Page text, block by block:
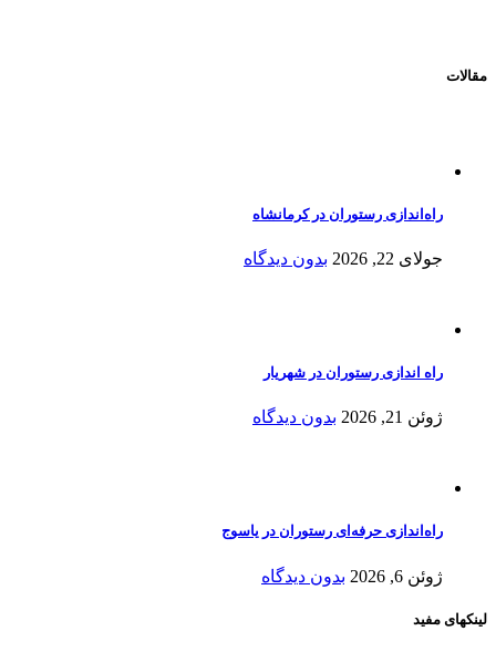
مقالات
راه‌اندازی رستوران در کرمانشاه
جولای 22, 2026 بدون دیدگاه
راه اندازی رستوران در شهریار
ژوئن 21, 2026 بدون دیدگاه
راه‌اندازی حرفه‌ای رستوران در یاسوج
ژوئن 6, 2026 بدون دیدگاه
لینکهای مفید